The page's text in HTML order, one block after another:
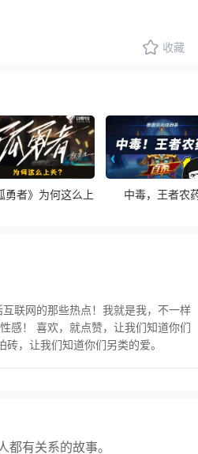
 收藏
勇者》为何这么上头？ 中毒，王者农
互联网的那些热点！我就是我，不一样
感！ 喜欢，就点赞，让我们知道你们
砖，让我们知道你们另类的爱。
都有关系的故事。